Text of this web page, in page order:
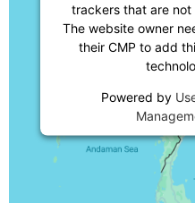
trackers that are
The website owner
their CMP to add
Powered by